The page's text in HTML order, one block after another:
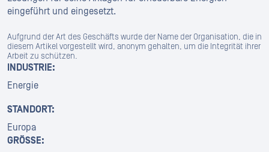
eingeführt und eingesetzt.
Aufgrund der Art des Geschäfts wurde der Name der Organisation, die in
diesem Artikel vorgestellt wird, anonym gehalten, um die Integrität ihrer
Arbeit zu schützen.
INDUSTRIE:
Energie
STANDORT:
Europa
GRÖSSE: